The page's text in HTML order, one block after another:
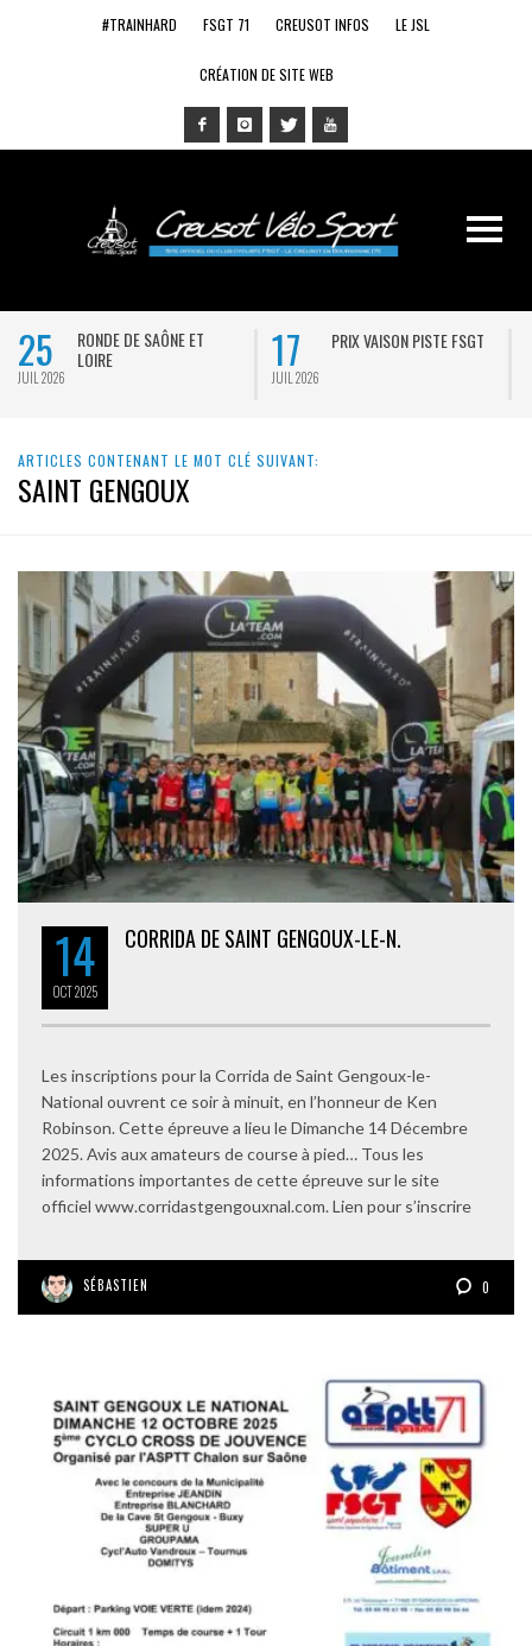
#TRAINHARD FSGT 71 CREUSOT INFOS LE JSL
CRÉATION DE SITE WEB
25
JUIL 2026
RONDE DE SAÔNE ET
LOIRE
17
JUIL 2026
PRIX VAISON PISTE FSGT
ARTICLES CONTENANT LE MOT CLÉ SUIVANT:
SAINT GENGOUX
14
OCT2025
CORRIDA DE SAINT GENGOUX-LE-N.
Les inscriptions pour la Corrida de Saint Gengoux-le-
National ouvrent ce soir à minuit, en l’honneur de Ken
Robinson. Cette épreuve a lieu le Dimanche 14 Décembre
2025. Avis aux amateurs de course à pied… Tous les
informations importantes de cette épreuve sur le site
officiel www.corridastgengouxnal.com. Lien pour s’inscrire
SÉBASTIEN 0